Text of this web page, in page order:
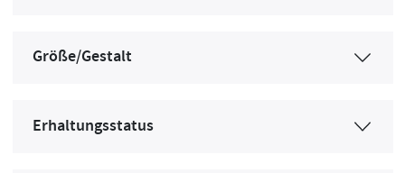
Größe/Gestalt
Erhaltungsstatus